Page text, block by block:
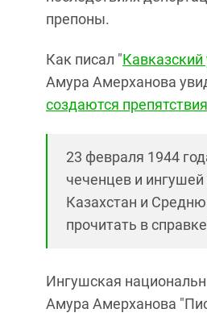
препоны.
Как писал "Кавказский
Амура Амерханова
создаются препятствия
23 февраля 1944
чеченцев и
Казахстан и
прочитать в
Ингушская
Амура Амерханова